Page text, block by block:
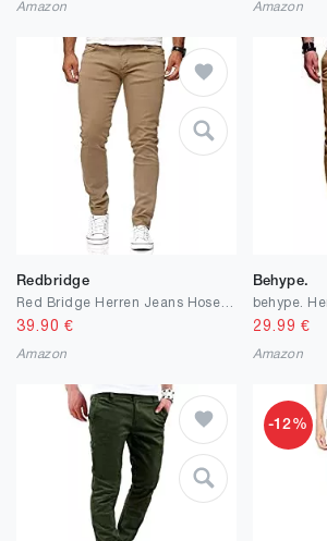
Amazon Amazon
Redbridge
39.90 €
Amazon
Behype.
29.99 €
Amazon
-12%